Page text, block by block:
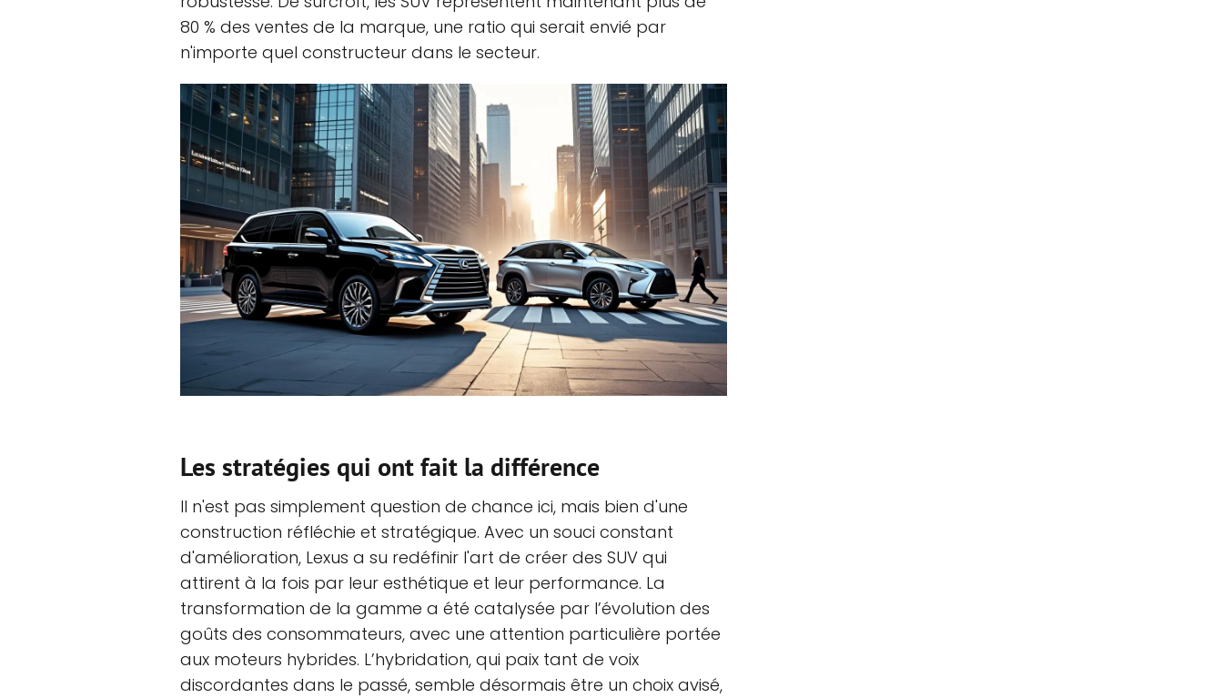
80 % des ventes de la marque, une ratio qui serait envié par
n'importe quel constructeur dans le secteur.
Les stratégies qui ont fait la différence
Il n'est pas simplement question de chance ici, mais bien d'une
construction réfléchie et stratégique. Avec un souci constant
d'amélioration, Lexus a su redéfinir l'art de créer des SUV qui
attirent à la fois par leur esthétique et leur performance. La
transformation de la gamme a été catalysée par l’évolution des
goûts des consommateurs, avec une attention particulière portée
aux moteurs hybrides. L’hybridation, qui paix tant de voix
discordantes dans le passé, semble désormais être un choix avisé,